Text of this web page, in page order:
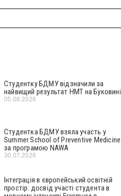
Студентку БДМУ відзначили за
найвищий результат НМТ на Буковині
05.08.2026
Студентка БДМУ взяла участь у
Summer School of Preventive Medicine
за програмою NAWA
30.07.2026
Інтеграція в європейський освітній
простір: досвід участі студента в